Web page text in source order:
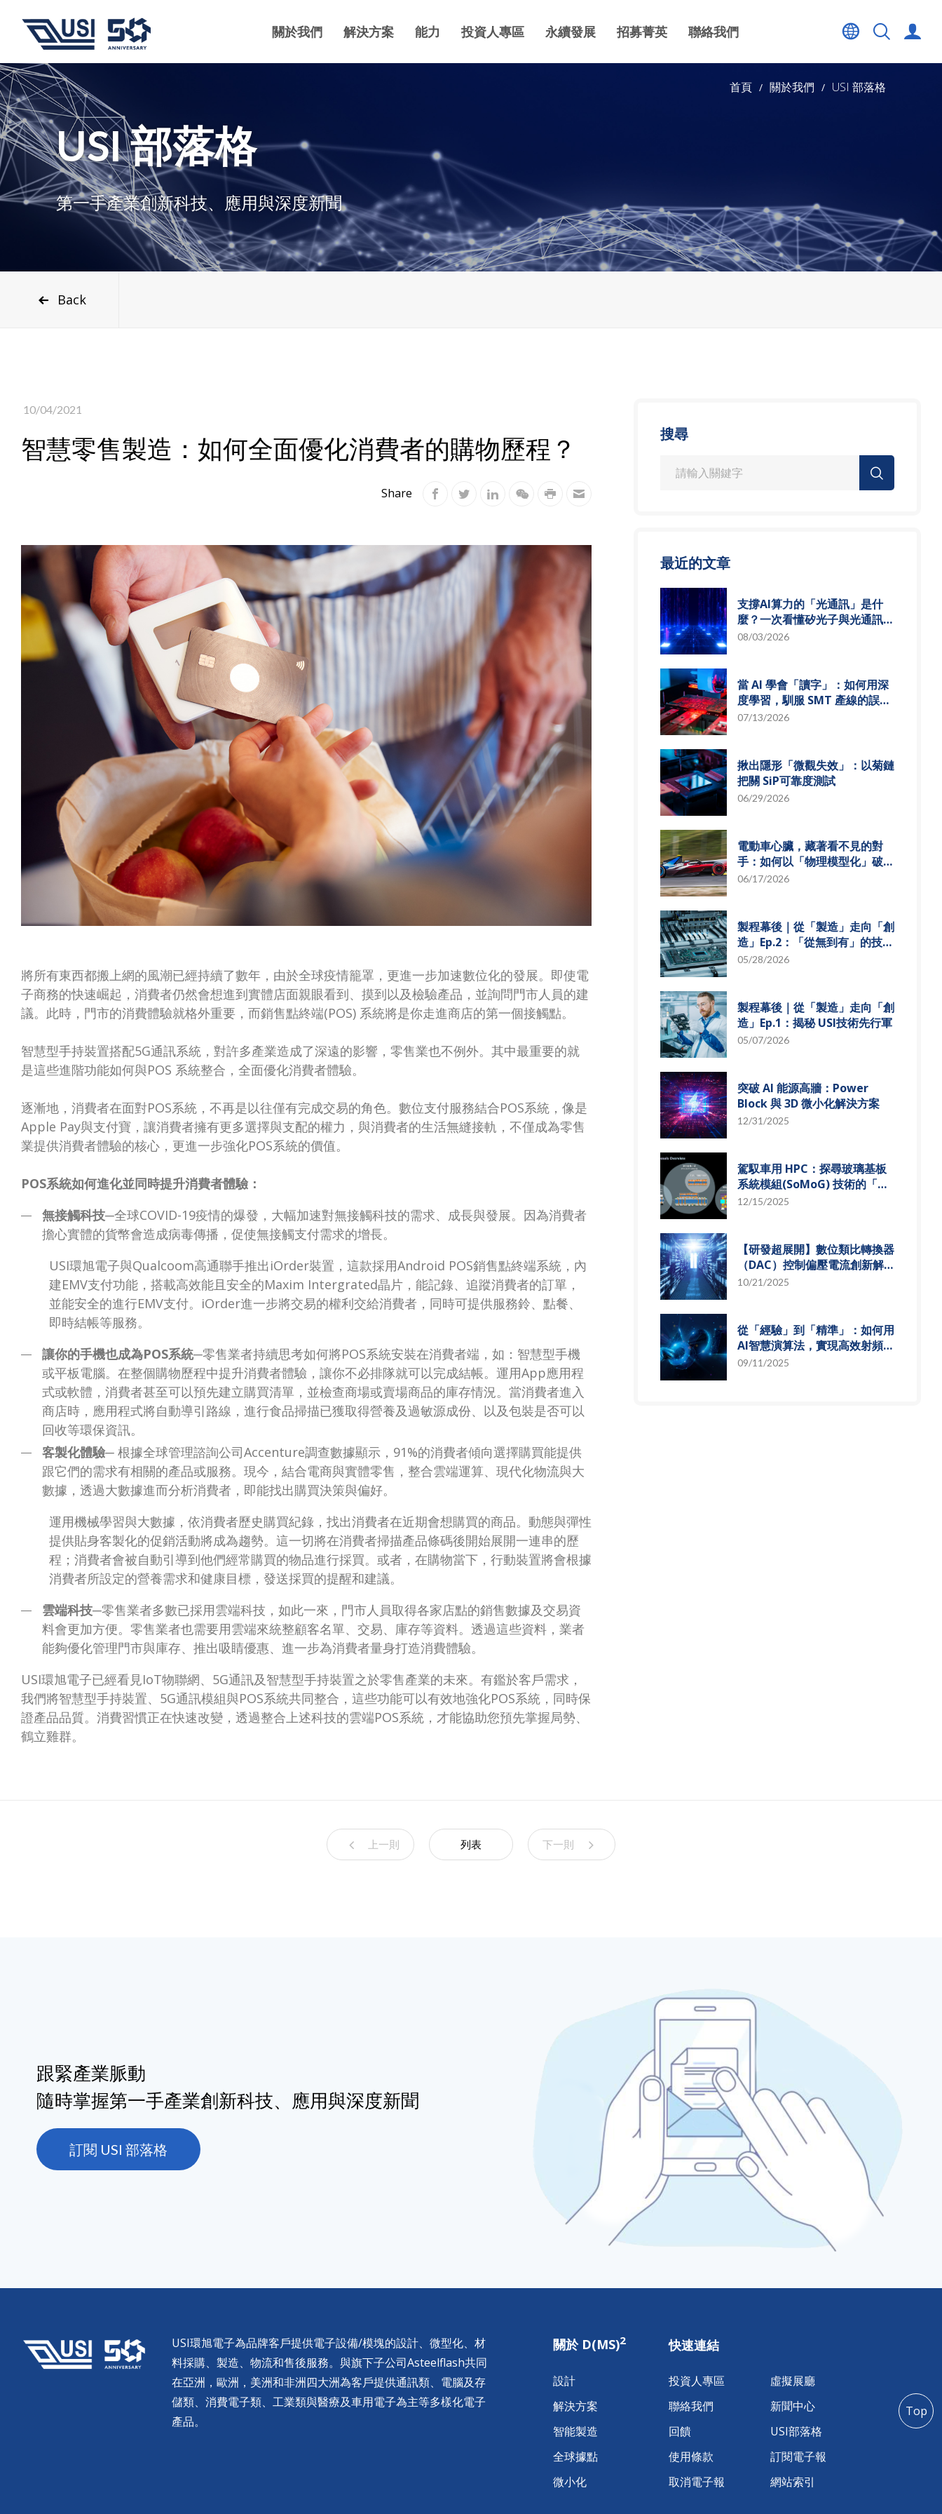
關於我們 解決方案 能力 投資人專區 永續發展 招募菁英 聯絡我們
首頁 關於我們 USI 部落格
USI 部落格
第一手產業創新科技、應用與深度新聞
Back
10/04/2021
智慧零售製造：如何全面優化消費者的購物歷程？
Share
將所有東西都搬上網的風潮已經持續了數年，由於全球疫情籠罩，更進一步加速數位化的發展。即使電
子商務的快速崛起，消費者仍然會想進到實體店面親眼看到、摸到以及檢驗產品，並詢問門市人員的建
議。此時，門市的消費體驗就格外重要，而銷售點終端(POS) 系統將是你走進商店的第一個接觸點。
智慧型手持裝置搭配5G通訊系統，對許多產業造成了深遠的影響，零售業也不例外。其中最重要的就
是這些進階功能如何與POS 系統整合，全面優化消費者體驗。
逐漸地，消費者在面對POS系統，不再是以往僅有完成交易的角色。數位支付服務結合POS系統，像是
Apple Pay與支付寶，讓消費者擁有更多選擇與支配的權力，與消費者的生活無縫接軌，不僅成為零售
業提供消費者體驗的核心，更進一步強化POS系統的價值。
POS系統如何進化並同時提升消費者體驗：
無接觸科技─全球COVID-19疫情的爆發，大幅加速對無接觸科技的需求、成長與發展。因為消費者
擔心實體的貨幣會造成病毒傳播，促使無接觸支付需求的增長。
USI環旭電子與Qualcoom高通聯手推出iOrder裝置，這款採用Android POS銷售點終端系統，內
建EMV支付功能，搭載高效能且安全的Maxim Intergrated晶片，能記錄、追蹤消費者的訂單，
並能安全的進行EMV支付。iOrder進一步將交易的權利交給消費者，同時可提供服務鈴、點餐、
即時結帳等服務。
讓你的手機也成為POS系統─零售業者持續思考如何將POS系統安裝在消費者端，如：智慧型手機
或平板電腦。在整個購物歷程中提升消費者體驗，讓你不必排隊就可以完成結帳。運用App應用程
式或軟體，消費者甚至可以預先建立購買清單，並檢查商場或賣場商品的庫存情況。當消費者進入
商店時，應用程式將自動導引路線，進行食品掃描已獲取得營養及過敏源成份、以及包裝是否可以
回收等環保資訊。
客製化體驗─ 根據全球管理諮詢公司Accenture調查數據顯示，91%的消費者傾向選擇購買能提供
跟它們的需求有相關的產品或服務。現今，結合電商與實體零售，整合雲端運算、現代化物流與大
數據，透過大數據進而分析消費者，即能找出購買決策與偏好。
運用機械學習與大數據，依消費者歷史購買紀錄，找出消費者在近期會想購買的商品。動態與彈性
提供貼身客製化的促銷活動將成為趨勢。這一切將在消費者掃描產品條碼後開始展開一連串的歷
程；消費者會被自動引導到他們經常購買的物品進行採買。或者，在購物當下，行動裝置將會根據
消費者所設定的營養需求和健康目標，發送採買的提醒和建議。
雲端科技─零售業者多數已採用雲端科技，如此一來，門市人員取得各家店點的銷售數據及交易資
料會更加方便。零售業者也需要用雲端來統整顧客名單、交易、庫存等資料。透過這些資料，業者
能夠優化管理門市與庫存、推出吸睛優惠、進一步為消費者量身打造消費體驗。
USI環旭電子已經看見IoT物聯網、5G通訊及智慧型手持裝置之於零售產業的未來。有鑑於客戶需求，
我們將智慧型手持裝置、5G通訊模組與POS系統共同整合，這些功能可以有效地強化POS系統，同時保
證產品品質。消費習慣正在快速改變，透過整合上述科技的雲端POS系統，才能協助您預先掌握局勢、
鶴立雞群。
搜尋
最近的文章
支撐AI算力的「光通訊」是什
麼？一次看懂矽光子與光通訊模
組發展趨勢
08/03/2026
當 AI 學會「讀字」：如何用深
度學習，馴服 SMT 產線的誤報
風暴
07/13/2026
揪出隱形「微觀失效」：以菊鏈
把關 SiP可靠度測試
06/29/2026
電動車心臟，藏著看不見的對
手：如何以「物理模型化」破解
損耗難題？
06/17/2026
製程幕後｜從「製造」走向「創
造」Ep.2：「從無到有」的技術
革新
05/28/2026
製程幕後｜從「製造」走向「創
造」Ep.1：揭秘 USI技術先行軍
05/07/2026
突破 AI 能源高牆：Power
Block 與 3D 微小化解決方案
12/31/2025
駕馭車用 HPC：探尋玻璃基板
系統模組(SoMoG) 技術的「最
佳甜蜜點」
12/15/2025
【研發超展開】數位類比轉換器
（DAC）控制偏壓電流創新解
決方案，智慧電源的關鍵突破
10/21/2025
從「經驗」到「精準」：如何用
AI智慧演算法，實現高效射頻預
測模型
09/11/2025
上一則 列表 下一則
跟緊產業脈動
隨時掌握第一手產業創新科技、應用與深度新聞
訂閱 USI 部落格
USI環旭電子為品牌客戶提供電子設備/模塊的設計、微型化、材
料採購、製造、物流和售後服務。與旗下子公司Asteelflash共同
在亞洲，歐洲，美洲和非洲四大洲為客戶提供通訊類、電腦及存
儲類、消費電子類、工業類與醫療及車用電子為主等多樣化電子
產品。
關於 D(MS)2
設計
解決方案
智能製造
全球據點
微小化
快速連結
投資人專區
虛擬展廳
聯絡我們
新聞中心
回饋
USI部落格
使用條款
訂閱電子報
取消電子報
網站索引
Top